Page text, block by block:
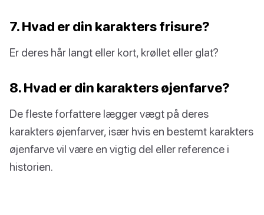
7. Hvad er din karakters frisure?
Er deres hår langt eller kort, krøllet eller glat?
8. Hvad er din karakters øjenfarve?
De fleste forfattere lægger vægt på deres
karakters øjenfarver, især hvis en bestemt karakters
øjenfarve vil være en vigtig del eller reference i
historien.